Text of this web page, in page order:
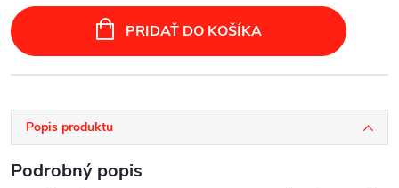
cena:
PRIDAŤ DO KOŠÍKA
Popis produktu
Podrobný popis